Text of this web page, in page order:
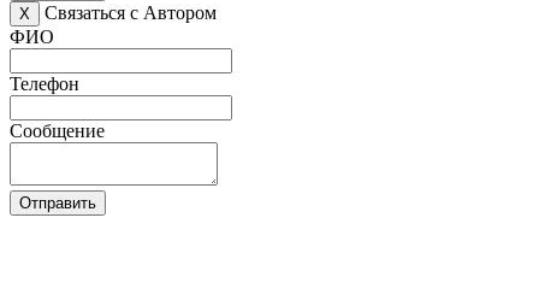
X
Связаться с Автором
ФИО
Телефон
Сообщение
Отправить